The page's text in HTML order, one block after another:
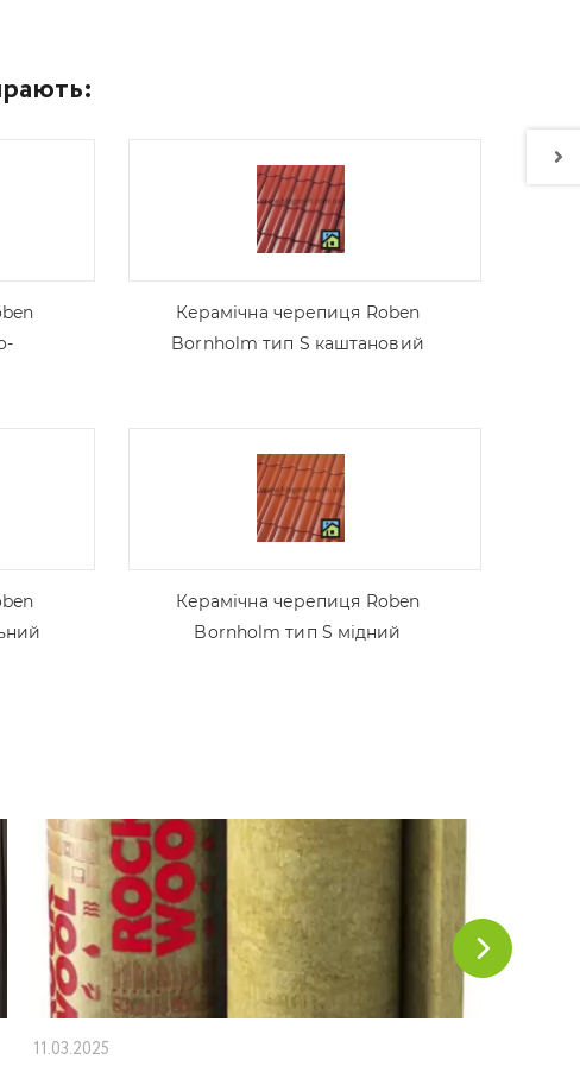
Керамічна черепиця Roben
Bornholm тип S каштановий
Керамічна черепиця Roben
Bornholm тип S мідний
11.03.2025